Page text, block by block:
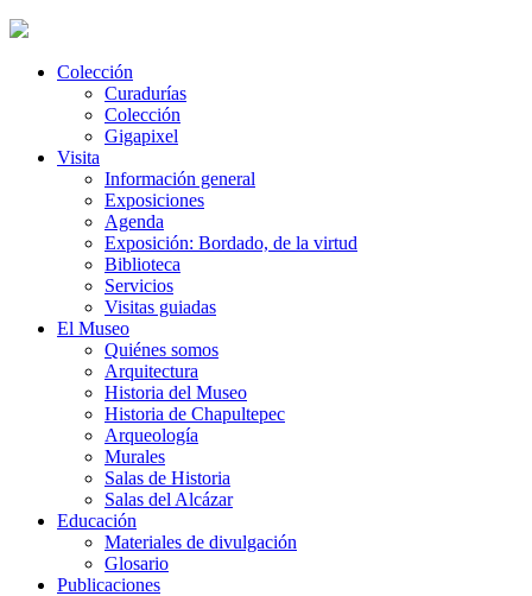
Colección
Curadurías
Colección
Gigapixel
Visita
Información general
Exposiciones
Agenda
Exposición: Bordado, de la virtud
Biblioteca
Servicios
Visitas guiadas
El Museo
Quiénes somos
Arquitectura
Historia del Museo
Historia de Chapultepec
Arqueología
Murales
Salas de Historia
Salas del Alcázar
Educación
Materiales de divulgación
Glosario
Publicaciones